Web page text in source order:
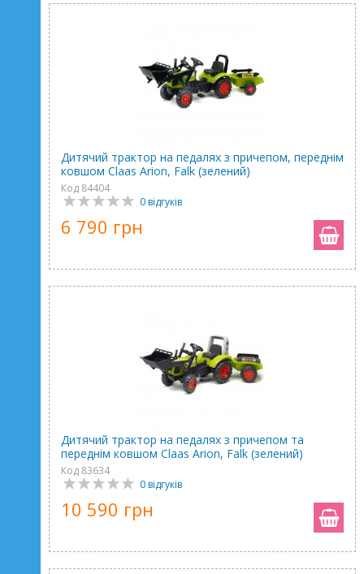
Дитячий трактор на педалях з причепом, переднім
ковшом Claas Arion, Falk (зелений)
Код 84404
0 відгуків
6 790 грн
Дитячий трактор на педалях з причепом та
переднім ковшом Claas Arion, Falk (зелений)
Код 83634
0 відгуків
10 590 грн